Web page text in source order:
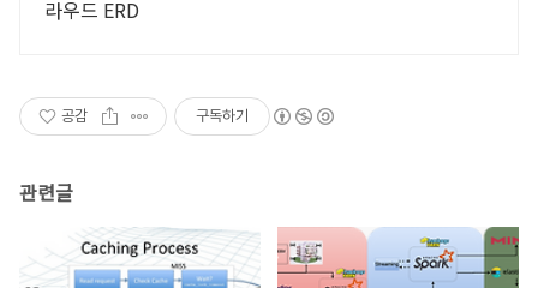
라우드 ERD
공감 구독하기
관련글